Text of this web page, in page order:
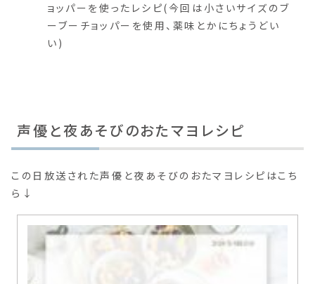
ョッパーを使ったレシピ(今回は小さいサイズのブ
ーブーチョッパーを使用、薬味とかにちょうどい
い)
声優と夜あそびのおたマヨレシピ
この日放送された声優と夜あそびのおたマヨレシピはこち
ら↓